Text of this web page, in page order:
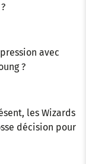
avec
?
les Wizards
décision pour